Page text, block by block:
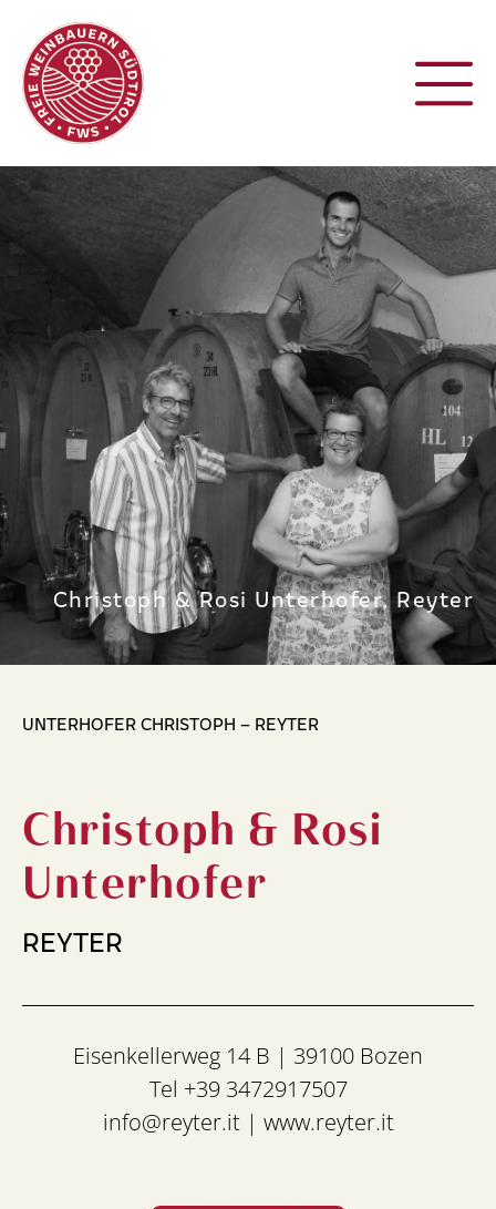
Christoph & Rosi Unterhofer, Reyter
UNTERHOFER CHRISTOPH – REYTER
Christoph & Rosi
Unterhofer
REYTER
Eisenkellerweg 14 B | 39100 Bozen
Tel +39 3472917507
info@reyter.it| www.reyter.it